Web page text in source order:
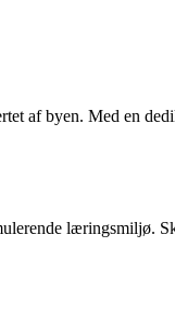
af byen. Med en
læringsmiljø.